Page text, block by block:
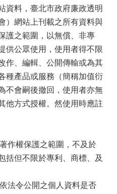
資料，臺北市政府廉政透明
）網站上刊載之所有資料與
護之範圍，以無償、非專
供公眾使用，使用者得不限
作、編輯、公開傳輸或為其
種產品或服務（簡稱加值衍
不會嗣後撤回，使用者亦無
他方式授權。然使用時應註
作權保護之範圍，不及於
括但不限於專利、商標、及
法令公開之個人資料是否